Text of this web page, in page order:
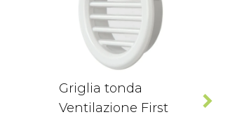
Griglia tonda
Ventilazione First